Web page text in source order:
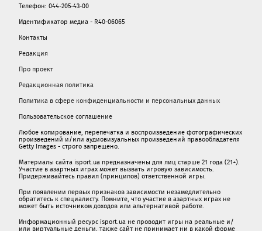
Телефон: 044-205-43-00
Идентификатор медиа - R40-06065
Контакты
Редакция
Про проект
Редакционная политика
Политика в сфере конфиденциальности и персональных данных
Пользовательское соглашение
Любое копирование, перепечатка и воспроизведение фотографических
произведений и/или аудиовизуальных произведений правообладателя
Getty Images - строго запрещено.
Материалы сайта isport.ua предназначены для лиц старше 21 года (21+).
Участие в азартных играх может вызвать игровую зависимость.
Придерживайтесь правил (принципов) ответственной игры.
При появлении первых признаков зависимости незамедлительно
обратитесь к специалисту. Помните, что участие в азартных играх не
может быть источником доходов или альтернативой работе.
Информационный ресурс isport.ua не проводит игры на реальные и/
или виртуальные деньги, также сайт не принимает ни в какой форме